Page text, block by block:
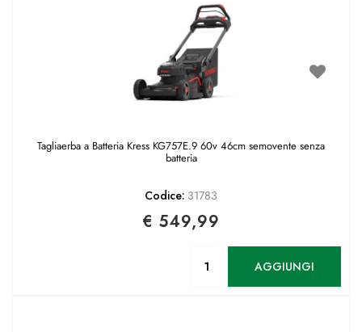
Tagliaerba a Batteria Kress KG757E.9 60v 46cm semovente senza
batteria
Codice: 31783
€ 549,99
AGGIUNGI